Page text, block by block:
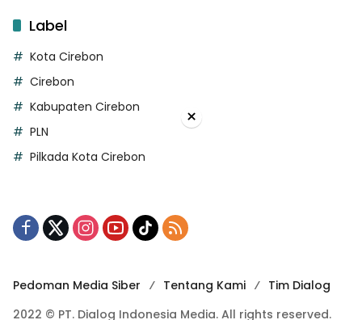
Label
Kota Cirebon
Cirebon
Kabupaten Cirebon
PLN
Pilkada Kota Cirebon
Pedoman Media Siber Tentang Kami
Tim Dialog
2022 © PT. Dialog Indonesia Media. All rights reserved.
×